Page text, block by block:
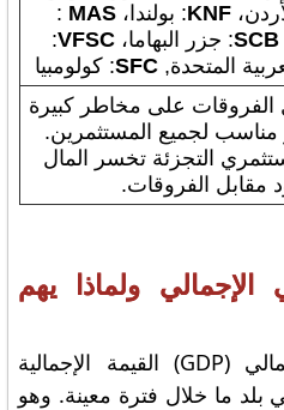
KNF: بولندا،MAS
:
SCB: جزر البهاما،VFSC
:
المتحدة,SFC: كولومبيا
الفروقات على مخاطر كبيرة
مناسب لجميع المستثمرين.
التجزئة تخسر المال
مقابل الفروقات.
الإجمالي ولماذا يهم
يقيس الناتج المحلي الإجمالي (GDP) القيمة الإجمالية
بلد ما خلال فترة معينة. وهو